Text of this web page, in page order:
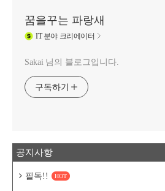
꿈을꾸는 파랑새
IT분야 크리에이터
Sakai 님의 블로그입니다.
구독하기
공지사항
필독!! HOT